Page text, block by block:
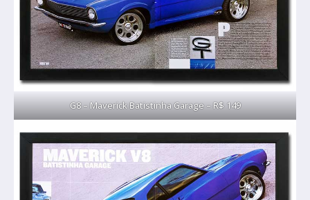
G8 – Maverick Batistinha Garage – R$ 149